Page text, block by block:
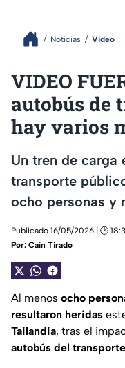
Noticias Video
VIDEO
autobús de
hay varios
Un tren de carga
transporte
ocho personas y
Publicado 16/05/2026 | 🕑
Por: Caín Tirado
Al menos ocho
resultaron heridas
Tailandia, tras el
autobús del